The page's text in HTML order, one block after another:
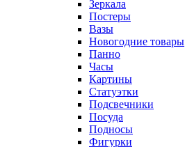
Зеркала
Постеры
Вазы
Новогодние товары
Панно
Часы
Картины
Статуэтки
Подсвечники
Посуда
Подносы
Фигурки